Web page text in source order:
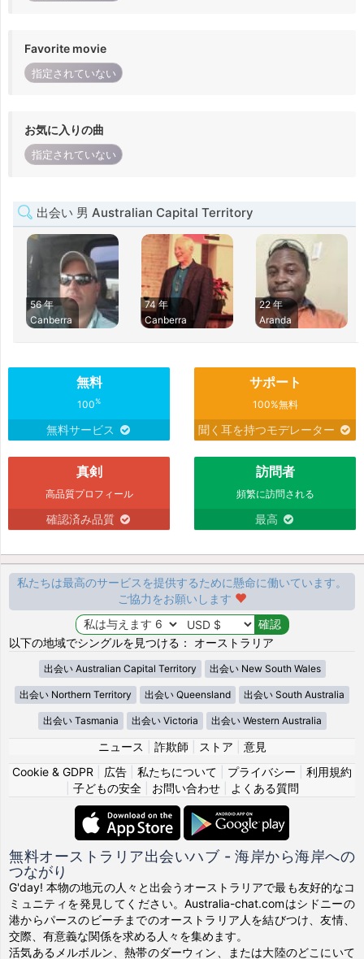
Favorite movie
指定されていない
お気に入りの曲
指定されていない
出会い 男 Australian Capital Territory
56 年
Canberra
74 年
Canberra
22 年
Aranda
無料
100%
無料サービス
サポート
100%無料
聞く耳を持つモデレーター
真剣
高品質プロフィール
確認済み品質
訪問者
頻繁に訪問される
最高
私たちは最高のサービスを提供するために懸命に働いています。
ご協力をお願いします
以下の地域でシングルを見つける： オーストラリア
出会い Australian Capital Territory 出会い New South Wales
出会い Northern Territory 出会い Queensland 出会い South Australia
出会い Tasmania 出会い Victoria 出会い Western Australia
ニュース 詐欺師 ストア
意見
Cookie & GDPR
広告 私たちについて プライバシー
利用規約
子どもの安全| お問い合わせ| よくある質問
無料オーストラリア出会いハブ - 海岸から海岸への
つながり
G'day! 本物の地元の人々と出会うオーストラリアで最も友好的なコ
ミュニティを発見してください。Australia-chat.comはシドニーの
港からパースのビーチまでのオーストラリア人を結びつけ、友情、
交際、有意義な関係を求める人々を集めます。
活気あるメルボルン、熱帯のダーウィン、または大陸のどこにいて